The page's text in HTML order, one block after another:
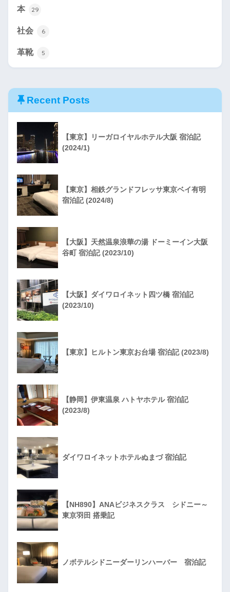
本 29
社会 6
革靴 5
Recent Posts
【東京】リーガロイヤルホテル大阪 宿泊記
(2024/1)
【東京】相鉄グランドフレッサ東京ベイ有明
宿泊記 (2024/8)
【大阪】天然温泉浪華の湯 ドーミーイン大阪
谷町 宿泊記 (2023/10)
【大阪】ダイワロイネット四ツ橋 宿泊記
(2023/10)
【東京】ヒルトン東京お台場 宿泊記 (2023/8)
【静岡】伊東温泉 ハトヤホテル 宿泊記
(2023/8)
ダイワロイネットホテルぬまづ 宿泊記
【NH890】ANAビジネスクラス シドニー～
東京羽田 搭乗記
ノボテルシドニーダーリンハーバー 宿泊記